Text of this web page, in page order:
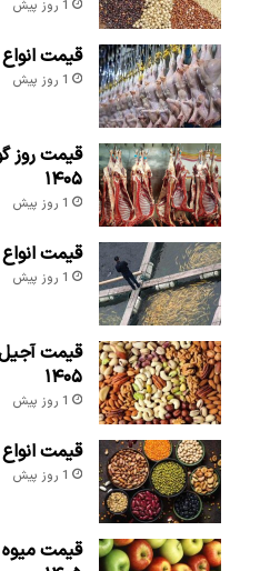
1 روز پیش
قیمت انواع مرغ ۱۵
1 روز پیش
۱۴۰۵
1 روز پیش
قیمت انواع ماهی
1 روز پیش
۱۴۰۵
1 روز پیش
قیمت انواع
1 روز پیش